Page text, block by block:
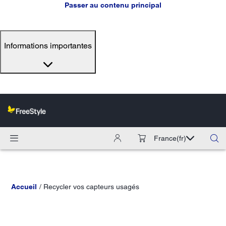
Passer au contenu principal
Informations importantes
France(fr)
Accueil Recycler vos capteurs usagés